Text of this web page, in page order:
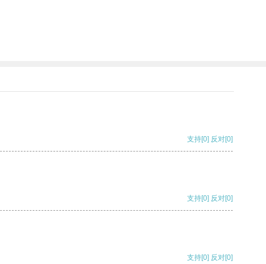
支持[0] 反对[0]
支持[0] 反对[0]
支持[0] 反对[0]